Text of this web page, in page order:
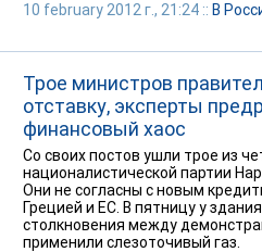
10 february 2012 г., 21:24 :: В
Трое министров
отставку, эксперты
финансовый хаос
Со своих постов ушли трое из
националистической партии
Они не согласны с новым
Грецией и ЕС. В пятницу у
столкновения между
применили слезоточивый газ.